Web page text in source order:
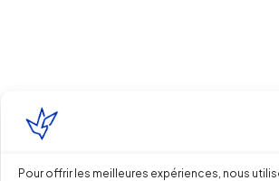
Pour offrir les meilleures expériences, nous